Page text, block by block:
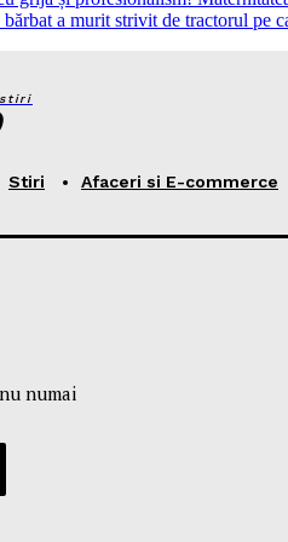
a murit strivit de tractorul pe
stiri
Stiri Afaceri si E-commerce
numai